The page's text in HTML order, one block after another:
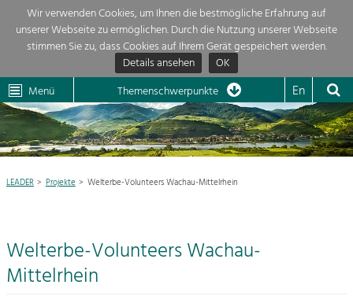
Wir verwenden Cookies, um Ihnen die bestmögliche Erfahrung auf
unserer Webseite zu ermöglichen. Durch die Nutzung unserer Webseite
stimmen Sie zu, dass Cookies auf Ihrem Gerät gespeichert werden.
Details ansehen
OK
Dunkelsteinerwald Klima
Menü Themenschwerpunkte En
Aktuelles 
Region 
Projekte
Mein Projekt
Themenübersicht
Die Regionalentwicklung in unserer Region ist sehr vielfältig. Deshalb
geben wir hier eine Übersicht über unsere Themenschwerpunkte. Für
mehr Informationen einfach das Thema anklicken und schon werden alle
Projekte in diesem Kontext angezeigt.
Natur- &
Baukultur
Ortsbild, Baukultur und nachhaltiges
Siedlungswesen.
LEADER Projekte Welterbe-Volunteers Wachau-Mittelrhein
Welterbe-Volunteers Wachau-
Mittelrhein